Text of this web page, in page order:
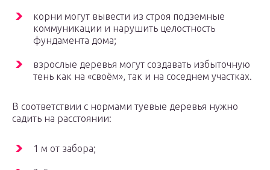
корни могут вывести из строя подземные
коммуникации и нарушить целостность
фундамента дома;
взрослые деревья могут создавать избыточную
тень как на «своём», так и на соседнем участках.
В соответствии с нормами туевые деревья нужно
садить на расстоянии:
1 м от забора;